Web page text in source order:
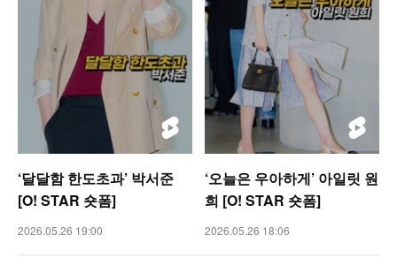
‘달달함 한도초과’ 박서준
[O! STAR 숏폼]
2026.05.26 19:00
‘오늘은 우아하게’ 아일릿 원
희 [O! STAR 숏폼]
2026.05.26 18:06